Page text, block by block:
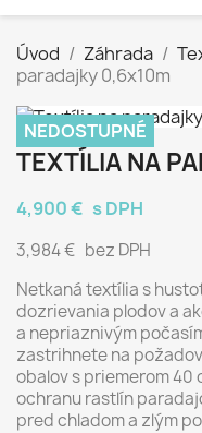
Úvod Záhrada
paradajky 0,6x10m
NEDOSTUPNÉ
TEXTÍLIA NA
4,900 € s DPH
3,984 € bez DPH
Netkaná textília s
dozrievania plodov a
a nepriaznivým
zastrihnete na
obalov s priemerom 40
ochranu rastlín
pred chladom a zlým